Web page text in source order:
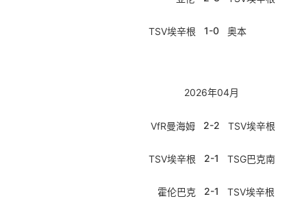
TSV埃辛根 1-0 奥本
2026年04月
VfR曼海姆 2-2 TSV埃辛根
TSV埃辛根 2-1 TSG巴克南
霍伦巴克 2-1 TSV埃辛根